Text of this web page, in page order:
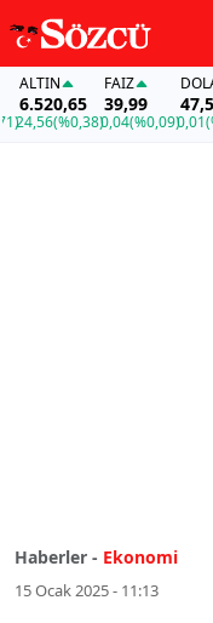
ALTIN
6.520,65
(%0,38)
FAİZ
39,99
0,04(%0,09)
DOLAR
47,58
0,01
Haberler - Ekonomi
15 Ocak 2025 - 11:13